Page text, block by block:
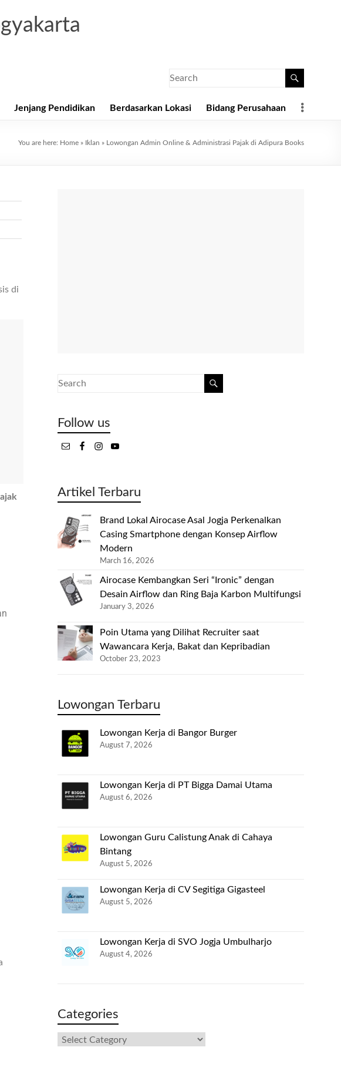
Jenjang Pendidikan Berdasarkan Lokasi Bidang Perusahaan
You are here: Home » Iklan » Lowongan Admin Online & Administrasi Pajak di Adipura Books
di
Follow us
Artikel Terbaru
Brand Lokal Airocase Asal Jogja Perkenalkan
Casing Smartphone dengan Konsep Airflow
Modern
March 16, 2026
Airocase Kembangkan Seri “Ironic” dengan
Desain Airflow dan Ring Baja Karbon Multifungsi
January 3, 2026
Poin Utama yang Dilihat Recruiter saat
Wawancara Kerja, Bakat dan Kepribadian
October 23, 2023
Lowongan Terbaru
Lowongan Kerja di Bangor Burger
August 7, 2026
Lowongan Kerja di PT Bigga Damai Utama
August 6, 2026
Lowongan Guru Calistung Anak di Cahaya
Bintang
August 5, 2026
Lowongan Kerja di CV Segitiga Gigasteel
August 5, 2026
Lowongan Kerja di SVO Jogja Umbulharjo
August 4, 2026
Categories